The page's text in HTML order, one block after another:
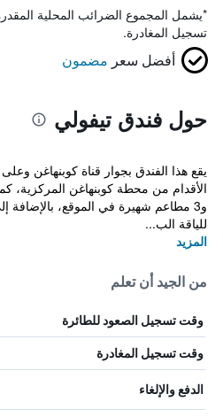
*يشمل المجموع الضرائب المحلية
تسجيل المغادرة.
أفضل سعر مضمون
حول فندق تيفولي
الأقدام من محطة كوبنهاغن المركزية،
و3 مطاعم شهيرة في الموقع،
للياقة الب...
المزيد
من الجيد أن تعلم
وقت تسجيل الصعود للطائرة
وقت تسجيل المغادرة
الدفع والإلغاء